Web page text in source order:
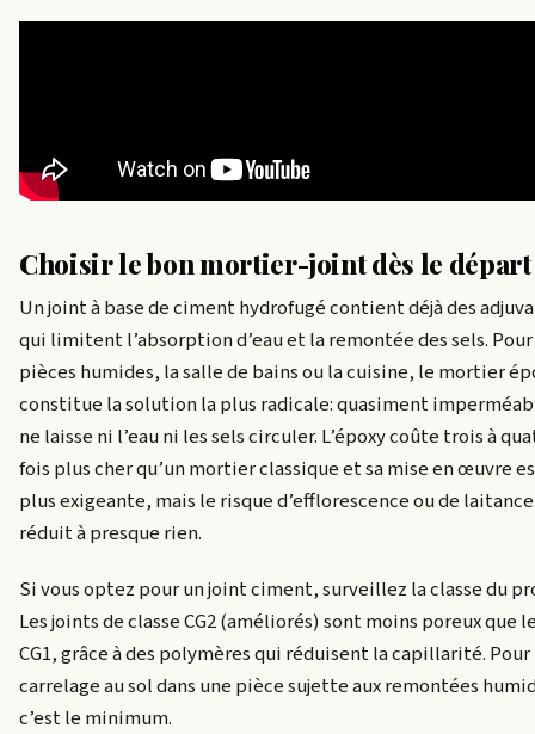
Choisir le bon mortier-joint dès le départ
Un joint à base de ciment hydrofugé contient déjà des
qui limitent l’absorption d’eau et la remontée des sels.
pièces humides, la salle de bains ou la cuisine, le mortier
constitue la solution la plus radicale: quasiment
ne laisse ni l’eau ni les sels circuler. L’époxy coûte trois à
fois plus cher qu’un mortier classique et sa mise en œuvre
plus exigeante, mais le risque d’efflorescence ou de
réduit à presque rien.
Si vous optez pour un joint ciment, surveillez la classe du
Les joints de classe CG2 (améliorés) sont moins poreux que
CG1, grâce à des polymères qui réduisent la capillarité. Pour
carrelage au sol dans une pièce sujette aux remontées
c’est le minimum.